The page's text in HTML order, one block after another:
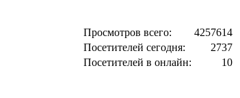
Просмотров всего:
4257614
Посетителей сегодня:
2737
Посетителей в онлайн:
10